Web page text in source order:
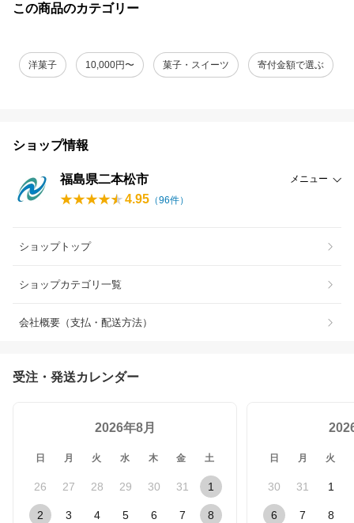
この商品のカテゴリー
洋菓子 10,000円〜 菓子・スイーツ 寄付金額で選ぶ
ショップ情報
福島県二本松市 メニュー
4.95 （96件）
ショップトップ
ショップカテゴリ一覧
会社概要（支払・配送方法）
受注・発送カレンダー
2026年8月
日 月 火 水 木 金 土
26 27 28 29 30 31 1
2 3 4 5 6 7 8
日 月 火
30 31 1
6 7 8